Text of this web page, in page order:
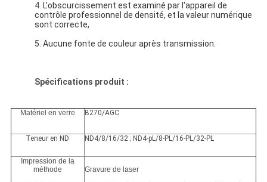
4. L'obscurcissement est examiné par l'appareil de
contrôle professionnel de densité, et la valeur numérique
sont correcte,
5. Aucune fonte de couleur après transmission.
Spécifications produit :
Matériel en verre B270/AGC
Teneur en ND ND4/8/16/32 ; ND4-pL/8-PL/16-PL/32-PL
Impression de la
méthode
Gravure de laser